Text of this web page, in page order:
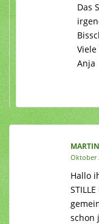
Das
Anja
MARTIN
Oktober
Hallo
schon